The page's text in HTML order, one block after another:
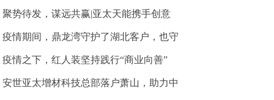
聚势待发，谋远共赢|亚太天能携手创意
疫情期间，鼎龙湾守护了湖北客户，也守
疫情之下，红人装坚持践行“商业向善”
安世亚太增材科技总部落户萧山，助力中